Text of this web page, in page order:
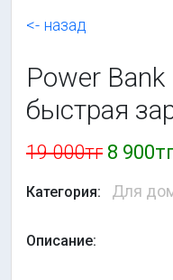
<- назад
Power
быстрая
19 000тг 8
Категория: Для
Описание: